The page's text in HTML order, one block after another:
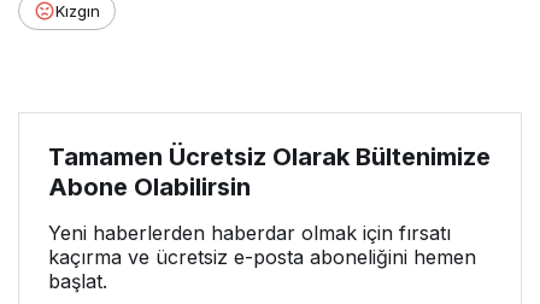
Kızgın
Tamamen Ücretsiz Olarak Bültenimize
Abone Olabilirsin
Yeni haberlerden haberdar olmak için fırsatı
kaçırma ve ücretsiz e-posta aboneliğini hemen
başlat.